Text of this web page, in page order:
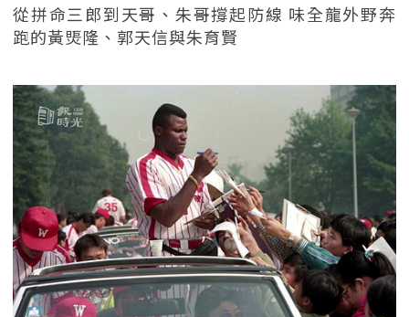
從拼命三郎到天哥、朱哥撐起防線 味全龍外野奔
跑的黃煚隆、郭天信與朱育賢